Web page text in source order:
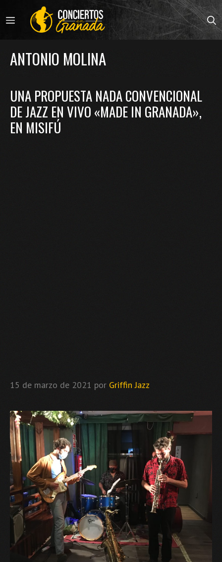
al
contenido
MENÚ
ANTONIO MOLINA
UNA PROPUESTA NADA CONVENCIONAL
DE JAZZ EN VIVO «MADE IN GRANADA»,
EN MISIFÚ
15 de marzo de 2021 por Griffin Jazz